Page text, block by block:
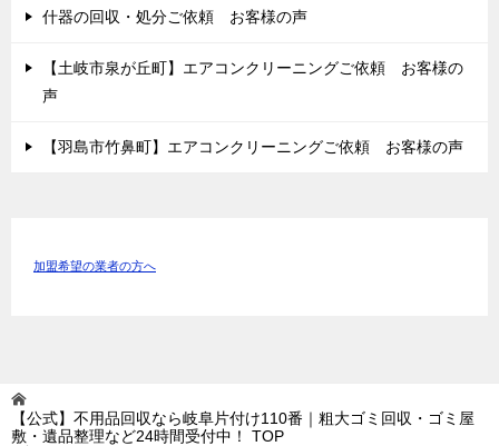
什器の回収・処分ご依頼 お客様の声
【土岐市泉が丘町】エアコンクリーニングご依頼 お客様の
声
【羽島市竹鼻町】エアコンクリーニングご依頼 お客様の声
加盟希望の業者の方へ
【公式】不用品回収なら岐阜片付け110番｜粗大ゴミ回収・ゴミ屋
敷・遺品整理など24時間受付中！
TOP